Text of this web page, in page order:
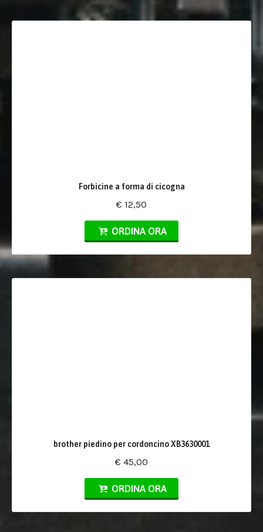
Forbicine a forma di cicogna
€ 12,50
ORDINA ORA
brother piedino per cordoncino XB3630001
€ 45,00
ORDINA ORA